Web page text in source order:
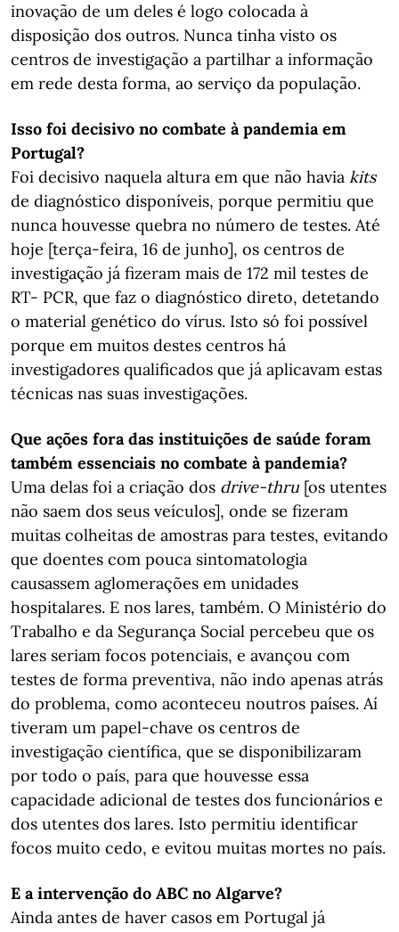
inovação de um deles é logo colocada à
disposição dos outros. Nunca tinha visto os
centros de investigação a partilhar a informação
em rede desta forma, ao serviço da população.
Isso foi decisivo no combate à pandemia em
Portugal?
Foi decisivo naquela altura em que não havia kits
de diagnóstico disponíveis, porque permitiu que
nunca houvesse quebra no número de testes. Até
hoje [terça-feira, 16 de junho], os centros de
investigação já fizeram mais de 172 mil testes de
RT- PCR, que faz o diagnóstico direto, detetando
o material genético do vírus. Isto só foi possível
porque em muitos destes centros há
investigadores qualificados que já aplicavam estas
técnicas nas suas investigações.
Que ações fora das instituições de saúde foram
também essenciais no combate à pandemia?
Uma delas foi a criação dos drive-thru [os utentes
não saem dos seus veículos], onde se fizeram
muitas colheitas de amostras para testes, evitando
que doentes com pouca sintomatologia
causassem aglomerações em unidades
hospitalares. E nos lares, também. O Ministério do
Trabalho e da Segurança Social percebeu que os
lares seriam focos potenciais, e avançou com
testes de forma preventiva, não indo apenas atrás
do problema, como aconteceu noutros países. Aí
tiveram um papel-chave os centros de
investigação científica, que se disponibilizaram
por todo o país, para que houvesse essa
capacidade adicional de testes dos funcionários e
dos utentes dos lares. Isto permitiu identificar
focos muito cedo, e evitou muitas mortes no país.
E a intervenção do ABC no Algarve?
Ainda antes de haver casos em Portugal já